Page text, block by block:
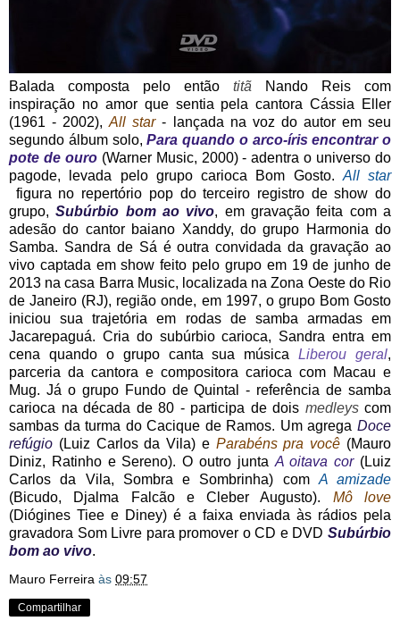
Balada composta pelo então titã Nando Reis com
inspiração no amor que sentia pela cantora Cássia Eller
(1961 - 2002),All star- lançada na voz do autor em seu
segundo álbum solo, Para quando o arco-íris encontrar o
pote de ouro (Warner Music, 2000) - adentra o universo do
pagode, levada pelo grupo carioca Bom Gosto. All star
figura no repertório pop do terceiro registro de show do
grupo,Subúrbio bom ao vivo, em gravação feita com a
adesão do cantor baiano Xanddy, do grupo Harmonia do
Samba. Sandra de Sá é outra convidada da gravação ao
vivo captada em show feito pelo grupo em 19 de junho de
2013 na casa Barra Music, localizada na Zona Oeste do Rio
de Janeiro (RJ), região onde, em 1997, o grupo Bom Gosto
iniciou sua trajetória em rodas de samba armadas em
Jacarepaguá. Cria do subúrbio carioca, Sandra entra em
cena quando o grupo canta sua músicaLiberou geral,
parceria da cantora e compositora carioca com Macau e
Mug. Já o grupo Fundo de Quintal - referência de samba
carioca na década de 80 - participa de dois medleyscom
sambas da turma do Cacique de Ramos. Um agrega Doce
refúgio (Luiz Carlos da Vila) e Parabéns pra você (Mauro
Diniz, Ratinho e Sereno). O outro junta A oitava cor (Luiz
Carlos da Vila, Sombra e Sombrinha) com A amizade
(Bicudo, Djalma Falcão e Cleber Augusto). Mô love
(Diógines Tiee e Diney) é a faixa enviada às rádios pela
gravadora Som Livre para promover o CD e DVD Subúrbio
bom ao vivo.
Mauro Ferreira às 09:57
Compartilhar